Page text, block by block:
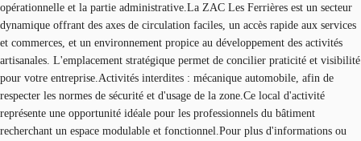
opérationnelle et la partie administrative.La ZAC Les Ferrières est un secteur
dynamique offrant des axes de circulation faciles, un accès rapide aux services
et commerces, et un environnement propice au développement des activités
artisanales. L'emplacement stratégique permet de concilier praticité et visibilité
pour votre entreprise.Activités interdites : mécanique automobile, afin de
respecter les normes de sécurité et d'usage de la zone.Ce local d'activité
représente une opportunité idéale pour les professionnels du bâtiment
recherchant un espace modulable et fonctionnel.Pour plus d'informations ou